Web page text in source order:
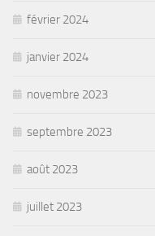
février 2024
janvier 2024
novembre 2023
septembre 2023
août 2023
juillet 2023